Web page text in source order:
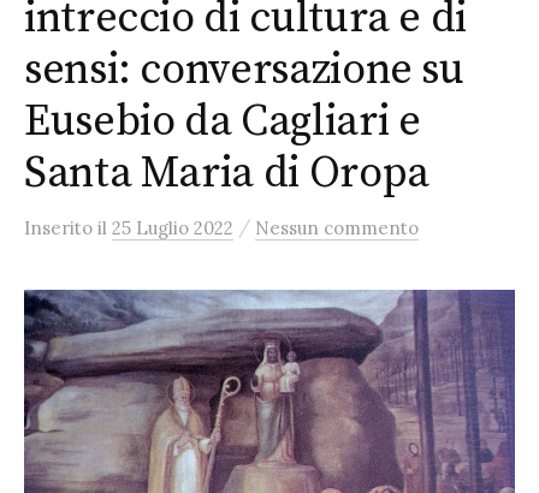
intreccio di cultura e di
sensi: conversazione su
Eusebio da Cagliari e
Santa Maria di Oropa
Inserito il 25 Luglio 2022 / Nessun commento